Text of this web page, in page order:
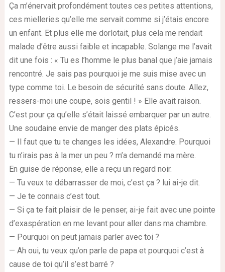
Ça m’énervait profondément toutes ces petites attentions,
ces mielleries qu’elle me servait comme si j’étais encore
un enfant. Et plus elle me dorlotait, plus cela me rendait
malade d’être aussi faible et incapable. Solange me l’avait
dit une fois : « Tu es l’homme le plus banal que j’aie jamais
rencontré. Je sais pas pourquoi je me suis mise avec un
type comme toi. Le besoin de sécurité sans doute. Allez,
ressers-moi une coupe, sois gentil ! » Elle avait raison.
C’est pour ça qu’elle s’était laissé embarquer par un autre.
Une soudaine envie de manger des plats épicés.
— Il faut que tu te changes les idées, Alexandre. Pourquoi
tu n’irais pas à la mer un peu ? m’a demandé ma mère.
En guise de réponse, elle a reçu un regard noir.
— Tu veux te débarrasser de moi, c’est ça ? lui ai-je dit.
— Je te connais c’est tout.
— Si ça te fait plaisir de le penser, ai-je fait avec une pointe
d’exaspération en me levant pour aller dans ma chambre.
— Pourquoi on peut jamais parler avec toi ?
— Ah oui, tu veux qu’on parle de papa et pourquoi c’est à
cause de toi qu’il s’est barré ?